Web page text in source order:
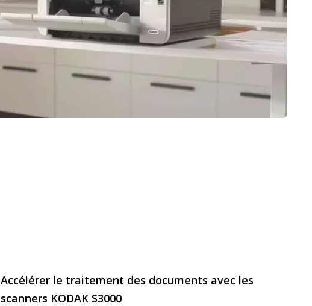
Accélérer le traitement des documents avec les
scanners KODAK S3000